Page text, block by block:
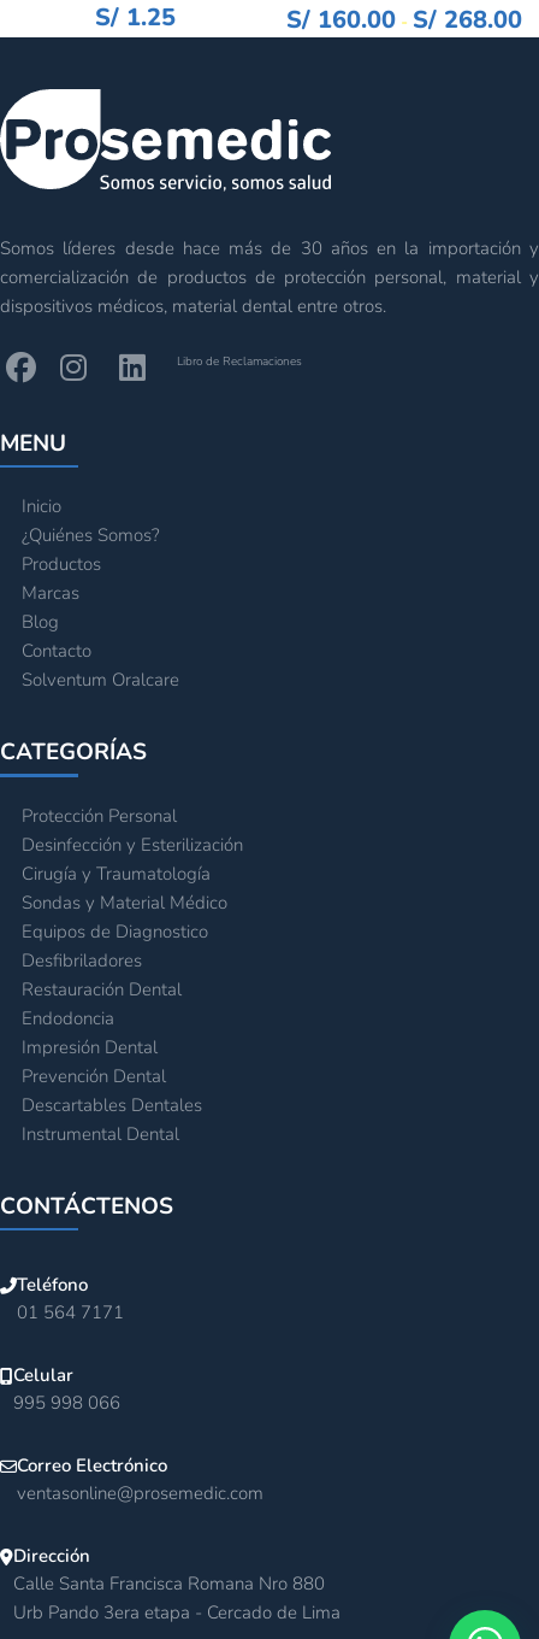
S/1.25 S/ 160.00 - S/ 268.00
Somos líderes desde hace más de 30 años en la importación y
comercialización de productos de protección personal, material y
dispositivos médicos, material dental entre otros.
Libro de Reclamaciones
MENU
Inicio
¿Quiénes Somos?
Productos
Marcas
Blog
Contacto
Solventum Oralcare
CATEGORÍAS
Protección Personal
Desinfección y Esterilización
Cirugía y Traumatología
Sondas y Material Médico
Equipos de Diagnostico
Desfibriladores
Restauración Dental
Endodoncia
Impresión Dental
Prevención Dental
Descartables Dentales
Instrumental Dental
CONTÁCTENOS
Teléfono
01 564 7171
Celular
995 998 066
Correo Electrónico
ventasonline@prosemedic.com
Dirección
Calle Santa Francisca Romana Nro 880
Urb Pando 3era etapa - Cercado de Lima